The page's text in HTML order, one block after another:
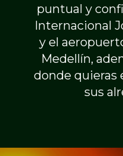
puntual y
Internacional
y el
Medellín,
donde quieras
sus